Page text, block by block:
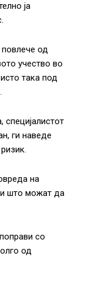
ја
од
учество во
така под
специјалистот
ги наведе
на
што можат да
со
од